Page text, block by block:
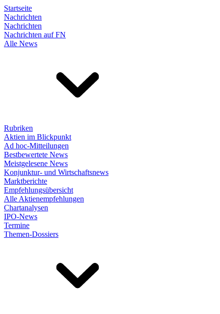
Startseite
Nachrichten
Nachrichten
Nachrichten auf FN
Alle News
Rubriken
Aktien im Blickpunkt
Ad hoc-Mitteilungen
Bestbewertete News
Meistgelesene News
Konjunktur- und Wirtschaftsnews
Marktberichte
Empfehlungsübersicht
Alle Aktienempfehlungen
Chartanalysen
IPO-News
Termine
Themen-Dossiers